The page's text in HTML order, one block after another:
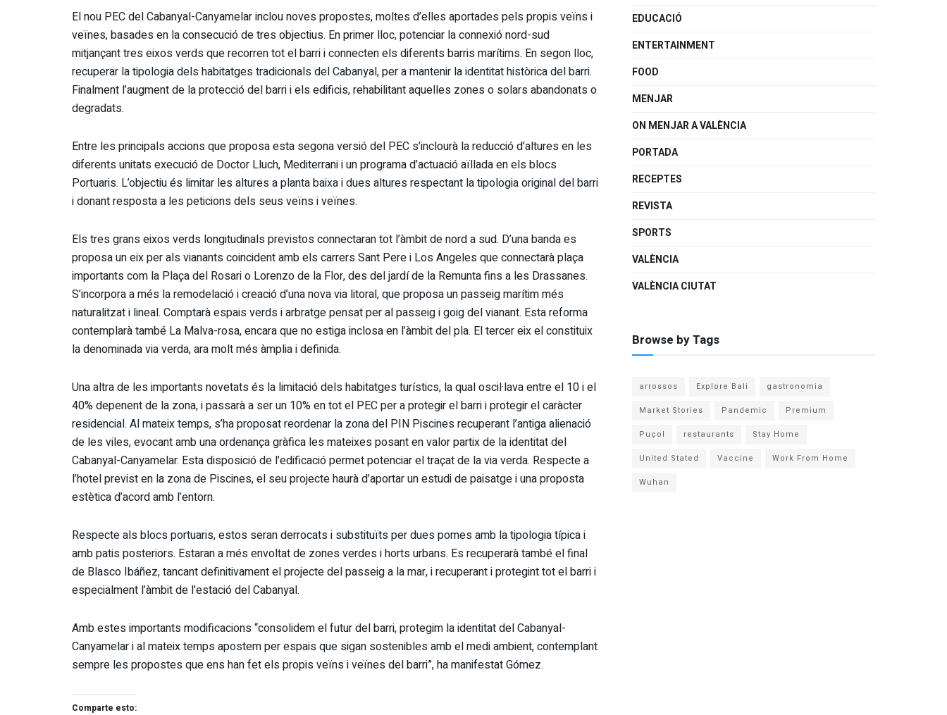
El nou PEC del Cabanyal-Canyamelar inclou noves propostes, moltes d’elles aportades pels propis veïns i
veïnes, basades en la consecució de tres objectius. En primer lloc, potenciar la connexió nord-sud
mitjançant tres eixos verds que recorren tot el barri i connecten els diferents barris marítims. En segon lloc,
recuperar la tipologia dels habitatges tradicionals del Cabanyal, per a mantenir la identitat històrica del barri.
Finalment l’augment de la protecció del barri i els edificis, rehabilitant aquelles zones o solars abandonats o
degradats.
Entre les principals accions que proposa esta segona versió del PEC s’inclourà la reducció d’altures en les
diferents unitats execució de Doctor Lluch, Mediterrani i un programa d’actuació aïllada en els blocs
Portuaris. L’objectiu és limitar les altures a planta baixa i dues altures respectant la tipologia original del barri
i donant resposta a les peticions dels seus veïns i veïnes.
Els tres grans eixos verds longitudinals previstos connectaran tot l’àmbit de nord a sud. D’una banda es
proposa un eix per als vianants coincident amb els carrers Sant Pere i Los Angeles que connectarà plaça
importants com la Plaça del Rosari o Lorenzo de la Flor, des del jardí de la Remunta fins a les Drassanes.
S’incorpora a més la remodelació i creació d’una nova via litoral, que proposa un passeig marítim més
naturalitzat i lineal. Comptarà espais verds i arbratge pensat per al passeig i goig del vianant. Esta reforma
contemplarà també La Malva-rosa, encara que no estiga inclosa en l’àmbit del pla. El tercer eix el constituix
la denominada via verda, ara molt més àmplia i definida.
Una altra de les importants novetats és la limitació dels habitatges turístics, la qual oscil·lava entre el 10 i el
40% depenent de la zona, i passarà a ser un 10% en tot el PEC per a protegir el barri i protegir el caràcter
residencial. Al mateix temps, s’ha proposat reordenar la zona del PIN Piscines recuperant l’antiga alienació
de les viles, evocant amb una ordenança gràfica les mateixes posant en valor partix de la identitat del
Cabanyal-Canyamelar. Esta disposició de l’edificació permet potenciar el traçat de la via verda. Respecte a
l’hotel previst en la zona de Piscines, el seu projecte haurà d’aportar un estudi de paisatge i una proposta
estètica d’acord amb l’entorn.
Respecte als blocs portuaris, estos seran derrocats i substituïts per dues pomes amb la tipologia típica i
amb patis posteriors. Estaran a més envoltat de zones verdes i horts urbans. Es recuperarà també el final
de Blasco Ibáñez, tancant definitivament el projecte del passeig a la mar, i recuperant i protegint tot el barri i
especialment l’àmbit de l’estació del Cabanyal.
Amb estes importants modificacions “consolidem el futur del barri, protegim la identitat del Cabanyal-
Canyamelar i al mateix temps apostem per espais que sigan sostenibles amb el medi ambient, contemplant
sempre les propostes que ens han fet els propis veïns i veïnes del barri”, ha manifestat Gómez.
Comparte esto:
EDUCACIÓ
ENTERTAINMENT
FOOD
MENJAR
ON MENJAR A VALÈNCIA
PORTADA
RECEPTES
REVISTA
SPORTS
VALÈNCIA
VALÈNCIA CIUTAT
Browse by Tags
arrossos Explore Bali
gastronomia
Market Stories
Pandemic
Premium
Puçol
restaurants
Stay Home
United Stated
Vaccine
Work From Home
Wuhan